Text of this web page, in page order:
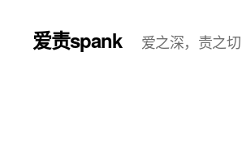
爱责spank 爱之深，责之切